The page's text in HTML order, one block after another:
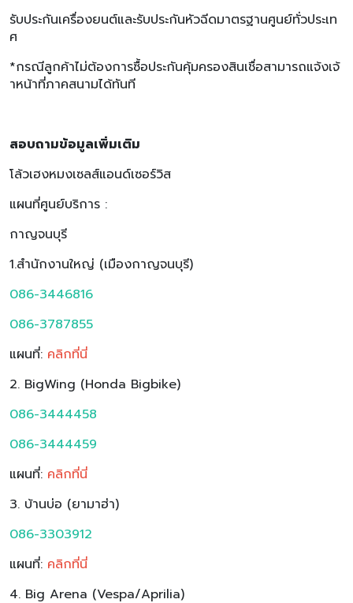
รับประกันเครื่องยนต์และรับประกันหัวฉีดมาตรฐานศูนย์ทั่วประเท
ศ
*กรณีลูกค้าไม่ต้องการซื้อประกันคุ้มครองสินเชื่อสามารถแจ้งเจ้
าหน้าที่ภาคสนามได้ทันที
สอบถามข้อมูลเพิ่มเติม
โล้วเฮงหมงเซลส์แอนด์เซอร์วิส
แผนที่ศูนย์บริการ :
กาญจนบุรี
1.สำนักงานใหญ่ (เมืองกาญจนบุรี)
086-3446816
086-3787855
แผนที่: คลิกที่นี่
2. BigWing (Honda Bigbike)
086-3444458
086-3444459
แผนที่: คลิกที่นี่
3. บ้านบ่อ (ยามาฮ่า)
086-3303912
แผนที่: คลิกที่นี่
4. Big Arena (Vespa/Aprilia)